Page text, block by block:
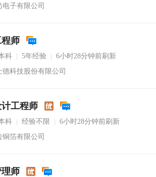
电子有限公司
师
科 5年经验
6小时28分钟前刷新
德科技股份有限公司
工程师
科 经验不限
6小时28分钟前刷新
箔有限公司
师